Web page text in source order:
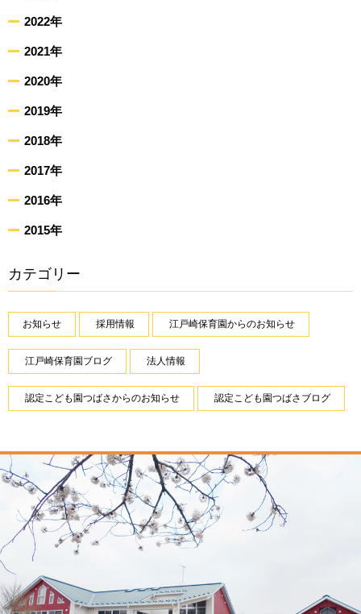
2022年
2021年
2020年
2019年
2018年
2017年
2016年
2015年
カテゴリー
お知らせ 採用情報 江戸崎保育園からのお知らせ
江戸崎保育園ブログ 法人情報
認定こども園つばさからのお知らせ 認定こども園つばさブログ